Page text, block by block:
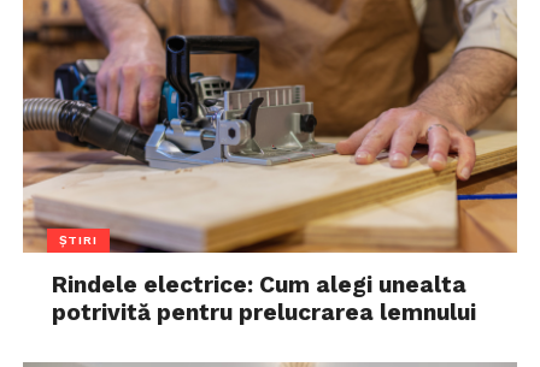
ȘTIRI
Rindele electrice: Cum alegi unealta
potrivită pentru prelucrarea lemnului